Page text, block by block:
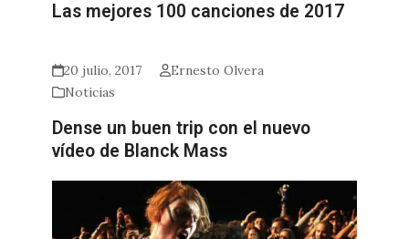
Las mejores 100 canciones de 2017
20 julio, 2017
Ernesto Olvera
Noticias
Dense un buen trip con el nuevo
vídeo de Blanck Mass